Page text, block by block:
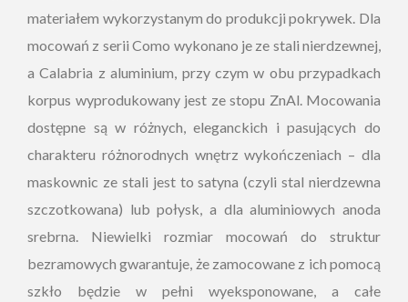
materiałem wykorzystanym do produkcji pokrywek. Dla
mocowań z serii Como wykonano je ze stali nierdzewnej,
a Calabria z aluminium, przy czym w obu przypadkach
korpus wyprodukowany jest ze stopu ZnAl. Mocowania
dostępne są w różnych, eleganckich i pasujących do
charakteru różnorodnych wnętrz wykończeniach – dla
maskownic ze stali jest to satyna (czyli stal nierdzewna
szczotkowana) lub połysk, a dla aluminiowych anoda
srebrna. Niewielki rozmiar mocowań do struktur
bezramowych gwarantuje, że zamocowane z ich pomocą
szkło będzie w pełni wyeksponowane, a całe